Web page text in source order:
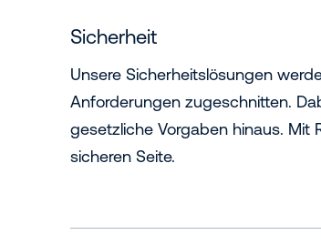
Sicherheit
Unsere Sicherheitslösungen
Anforderungen zugeschnitten.
gesetzliche Vorgaben hinaus. Mit
sicheren Seite.